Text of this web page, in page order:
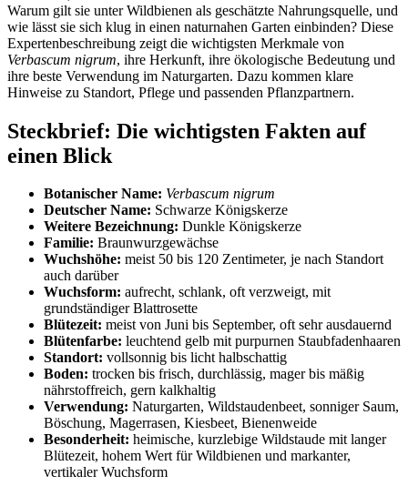
Warum gilt sie unter Wildbienen als geschätzte Nahrungsquelle, und
wie lässt sie sich klug in einen naturnahen Garten einbinden? Diese
Verbascum nigrum, ihre Herkunft, ihre ökologische Bedeutung und
ihre beste Verwendung im Naturgarten. Dazu kommen klare
Hinweise zu Standort, Pflege und passenden Pflanzpartnern.
Steckbrief: Die wichtigsten Fakten auf
einen Blick
Botanischer Name: Verbascum nigrum
Deutscher Name: Schwarze Königskerze
Weitere Bezeichnung: Dunkle Königskerze
Familie: Braunwurzgewächse
Wuchshöhe: meist 50 bis 120 Zentimeter, je nach Standort
auch darüber
Wuchsform: aufrecht, schlank, oft verzweigt, mit
grundständiger Blattrosette
Blütezeit: meist von Juni bis September, oft sehr ausdauernd
Blütenfarbe: leuchtend gelb mit purpurnen Staubfadenhaaren
Standort: vollsonnig bis licht halbschattig
Boden: trocken bis frisch, durchlässig, mager bis mäßig
nährstoffreich, gern kalkhaltig
Verwendung: Naturgarten, Wildstaudenbeet, sonniger Saum,
Böschung, Magerrasen, Kiesbeet, Bienenweide
Besonderheit: heimische, kurzlebige Wildstaude mit langer
Blütezeit, hohem Wert für Wildbienen und markanter,
vertikaler Wuchsform